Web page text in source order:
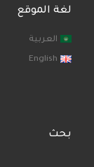
لغة الموقع
العربية
English
بحث